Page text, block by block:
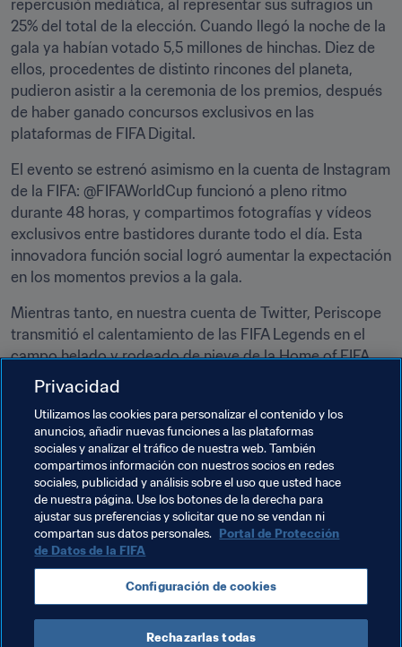
repercusión mediática, al representar sus sufragios un
25% del total de la elección. Cuando llegó la noche de la
gala ya habían votado 5,5 millones de hinchas. Diez de
ellos, procedentes de distinto rincones del planeta,
pudieron asistir a la ceremonia de los premios, después
de haber ganado concursos exclusivos en las
plataformas de FIFA Digital.
El evento se estrenó asimismo en la cuenta de Instagram
de la FIFA: @FIFAWorldCup funcionó a pleno ritmo
durante 48 horas, y compartimos fotografías y vídeos
exclusivos entre bastidores durante todo el día. Esta
innovadora función social logró aumentar la expectación
en los momentos previos a la gala.
Mientras tanto, en nuestra cuenta de Twitter, Periscope
transmitió el calentamiento de las FIFA Legends en el
campo helado y rodeado de nieve de la Home of FIFA,
en Zúrich. Y cuando el día se acercaba a su apogeo, los
alfombra verde y la ceremonia en sí en el canal de la FIFA
en YouTube y en FIFA.com.
Fue una jornada increíble, y la compartimos con millones
de aficionados en cinco idiomas a través de las
plataformas digitales de la FIFA.
En nombre de la FIFA, y para todos los aficionados de
todos los países del mundo, GRACIAS.
Documentos Relacionados
Privacidad
Utilizamos las cookies para personalizar el contenido y los
anuncios, añadir nuevas funciones a las plataformas
sociales y analizar el tráfico de nuestra web. También
compartimos información con nuestros socios en redes
sociales, publicidad y análisis sobre el uso que usted hace
de nuestra página. Use los botones de la derecha para
ajustar sus preferencias y solicitar que no se vendan ni
compartan sus datos personales. Portal de Protección
de Datos de la FIFA
Configuración de cookies
Rechazarlas todas